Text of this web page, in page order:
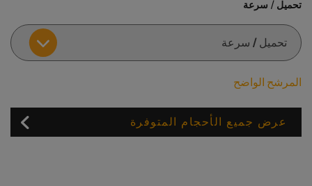
تحميل / سرعة
المرشح الواضح
عرض جميع الأحجام المتوفرة